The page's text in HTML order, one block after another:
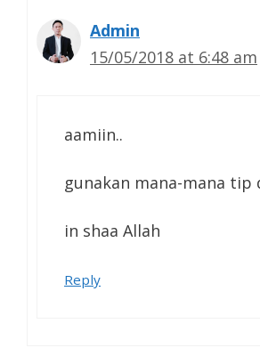
Admin
15/05/2018 at 6:48 am
aamiin..
gunakan mana-mana tip
in shaa Allah
Reply